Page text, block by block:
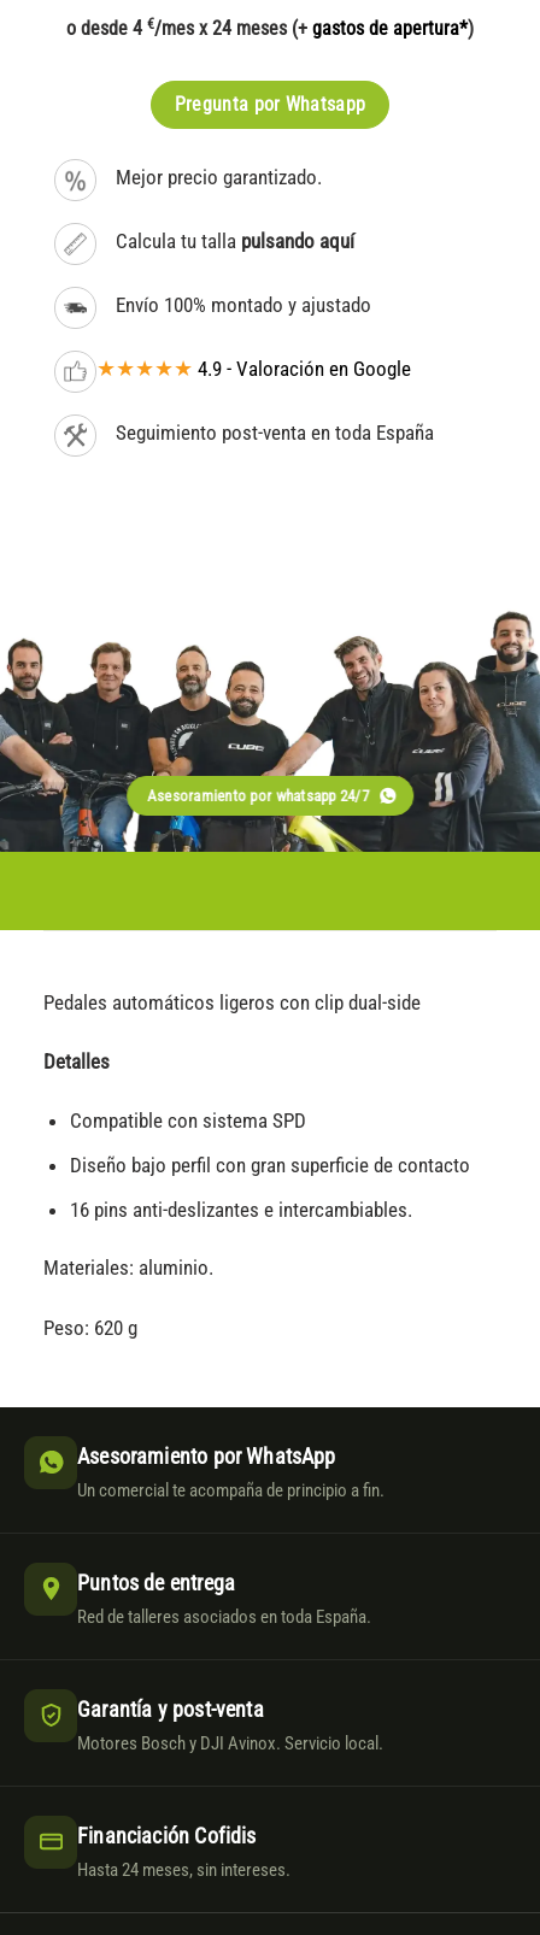
o desde 4 €/mes x 24 meses (+ gastos de apertura*)
Pregunta por Whatsapp
Mejor precio garantizado.
Calcula tu talla pulsando aquí
Envío 100% montado y ajustado
★★★★★ 4.9 - Valoración en Google
Seguimiento post-venta en toda España
Asesoramiento por whatsapp 24/7
Pedales automáticos ligeros con clip dual-side
Detalles
Compatible con sistema SPD
Diseño bajo perfil con gran superficie de contacto
16 pins anti-deslizantes e intercambiables.
Materiales: aluminio.
Peso: 620 g
Asesoramiento por WhatsApp
Un comercial te acompaña de principio a fin.
Puntos de entrega
Red de talleres asociados en toda España.
Garantía y post-venta
Motores Bosch y DJI Avinox. Servicio local.
Financiación Cofidis
Hasta 24 meses, sin intereses.